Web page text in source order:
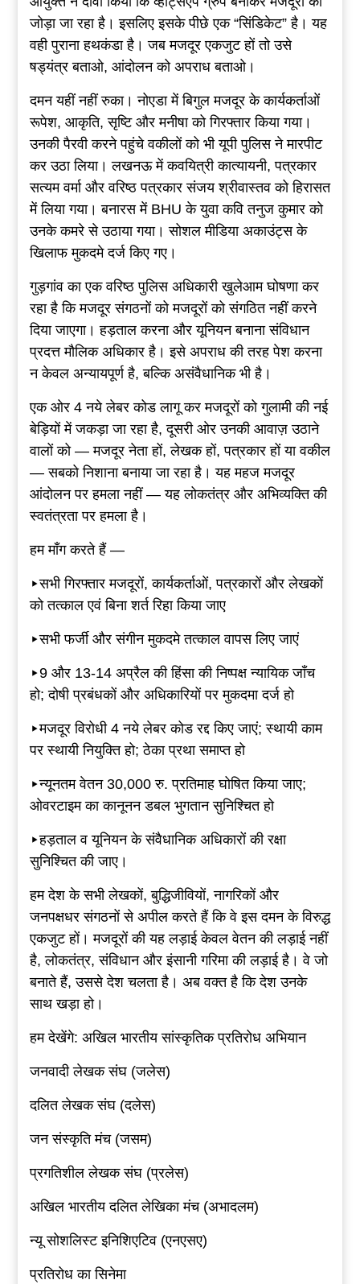
जोड़ा जा रहा है। इसलिए इसके पीछे एक “सिंडिकेट” है। यह
वही पुराना हथकंडा है। जब मजदूर एकजुट हों तो उसे
षड्यंत्र बताओ, आंदोलन को अपराध बताओ।
दमन यहीं नहीं रुका। नोएडा में बिगुल मजदूर के कार्यकर्ताओं
रूपेश, आकृति, सृष्टि और मनीषा को गिरफ्तार किया गया।
उनकी पैरवी करने पहुंचे वकीलों को भी यूपी पुलिस ने मारपीट
कर उठा लिया। लखनऊ में कवयित्री कात्यायनी, पत्रकार
सत्यम वर्मा और वरिष्ठ पत्रकार संजय श्रीवास्तव को हिरासत
में लिया गया। बनारस में BHU के युवा कवि तनुज कुमार को
उनके कमरे से उठाया गया। सोशल मीडिया अकाउंट्स के
खिलाफ मुकदमे दर्ज किए गए।
गुड़गांव का एक वरिष्ठ पुलिस अधिकारी खुलेआम घोषणा कर
रहा है कि मजदूर संगठनों को मजदूरों को संगठित नहीं करने
दिया जाएगा। हड़ताल करना और यूनियन बनाना संविधान
प्रदत्त मौलिक अधिकार है। इसे अपराध की तरह पेश करना
न केवल अन्यायपूर्ण है, बल्कि असंवैधानिक भी है।
एक ओर 4 नये लेबर कोड लागू कर मजदूरों को गुलामी की नई
बेड़ियों में जकड़ा जा रहा है, दूसरी ओर उनकी आवाज़ उठाने
वालों को — मजदूर नेता हों, लेखक हों, पत्रकार हों या वकील
— सबको निशाना बनाया जा रहा है। यह महज मजदूर
आंदोलन पर हमला नहीं — यह लोकतंत्र और अभिव्यक्ति की
स्वतंत्रता पर हमला है।
हम माँग करते हैं —
▸सभी गिरफ्तार मजदूरों, कार्यकर्ताओं, पत्रकारों और लेखकों
को तत्काल एवं बिना शर्त रिहा किया जाए
▸सभी फर्जी और संगीन मुकदमे तत्काल वापस लिए जाएं
▸9 और 13-14 अप्रैल की हिंसा की निष्पक्ष न्यायिक जाँच
हो; दोषी प्रबंधकों और अधिकारियों पर मुकदमा दर्ज हो
▸मजदूर विरोधी 4 नये लेबर कोड रद्द किए जाएं; स्थायी काम
पर स्थायी नियुक्ति हो; ठेका प्रथा समाप्त हो
▸न्यूनतम वेतन 30,000 रु. प्रतिमाह घोषित किया जाए;
ओवरटाइम का कानूनन डबल भुगतान सुनिश्चित हो
▸हड़ताल व यूनियन के संवैधानिक अधिकारों की रक्षा
सुनिश्चित की जाए।
हम देश के सभी लेखकों, बुद्धिजीवियों, नागरिकों और
जनपक्षधर संगठनों से अपील करते हैं कि वे इस दमन के विरुद्ध
एकजुट हों। मजदूरों की यह लड़ाई केवल वेतन की लड़ाई नहीं
है, लोकतंत्र, संविधान और इंसानी गरिमा की लड़ाई है। वे जो
बनाते हैं, उससे देश चलता है। अब वक्त है कि देश उनके
साथ खड़ा हो।
हम देखेंगे: अखिल भारतीय सांस्कृतिक प्रतिरोध अभियान
जनवादी लेखक संघ (जलेस)
दलित लेखक संघ (दलेस)
जन संस्कृति मंच (जसम)
प्रगतिशील लेखक संघ (प्रलेस)
अखिल भारतीय दलित लेखिका मंच (अभादलम)
न्यू सोशलिस्ट इनिशिएटिव (एनएसए)
प्रतिरोध का सिनेमा